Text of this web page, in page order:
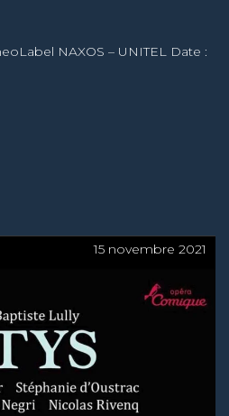
NAXOS – UNITEL Date :
15 novembre 2021